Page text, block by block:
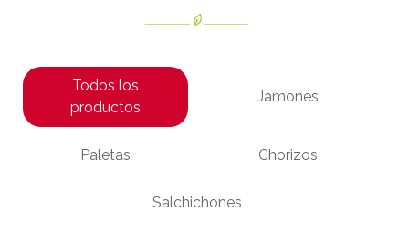
Todos los
productos
Jamones
Paletas Chorizos
Salchichones